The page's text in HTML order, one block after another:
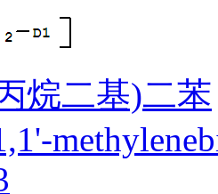
烷二基)二苯